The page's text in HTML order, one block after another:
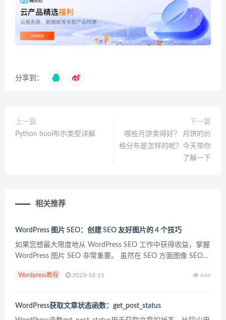
分享到：
上一篇
Python bool布尔类型详解
下一篇
哪些月饼卖得好？ 月饼的价
格分布是怎样的呢？今天带你
了解一下
相关推荐
WordPress 图片 SEO：创建 SEO 友好图片的 4 个技巧
如果您想最大限度地从 WordPress SEO 工作中获得收益，掌握
WordPress 图片 SEO 非常重要。 虽然在 SEO 方面图像 SEO
中仍然发...
Wordpress教程 2023-10-11 644
WordPress获取文章状态函数：get_post_status